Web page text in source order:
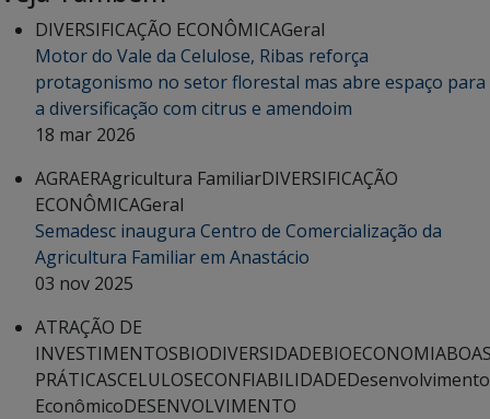
DIVERSIFICAÇÃO ECONÔMICAGeral
Motor do Vale da Celulose, Ribas reforça
protagonismo no setor florestal mas abre espaço para
a diversificação com citrus e amendoim
18 mar 2026
AGRAERAgricultura FamiliarDIVERSIFICAÇÃO
ECONÔMICAGeral
Semadesc inaugura Centro de Comercialização da
Agricultura Familiar em Anastácio
03 nov 2025
ATRAÇÃO DE
INVESTIMENTOSBIODIVERSIDADEBIOECONOMIA
PRÁTICASCELULOSECONFIABILIDADEDesenvolvimento
EconômicoDESENVOLVIMENTO